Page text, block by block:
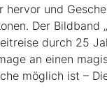
­hervor und
Der Bildband
durch 25
an ­einen
­möglich ist –